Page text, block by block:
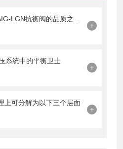
+
系统中的平衡卫士
+
上可分解为以下三个层面
+